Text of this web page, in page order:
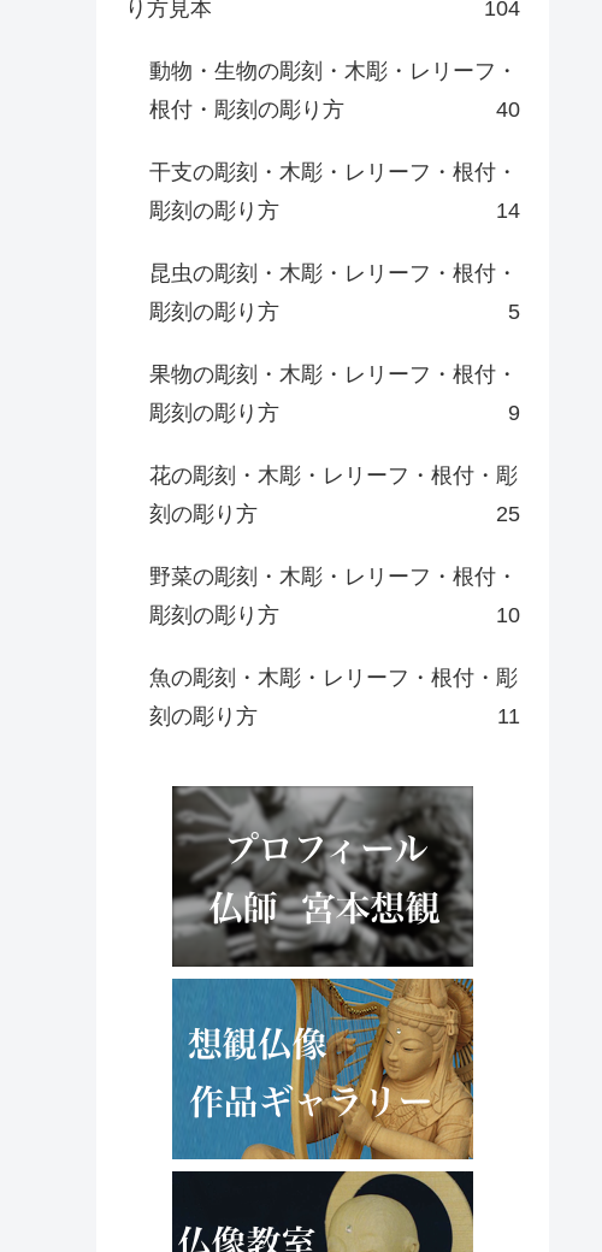
り方見本
104
動物・生物の彫刻・木彫・レリーフ・
根付・彫刻の彫り方
40
干支の彫刻・木彫・レリーフ・根付・
彫刻の彫り方
14
昆虫の彫刻・木彫・レリーフ・根付・
彫刻の彫り方
5
果物の彫刻・木彫・レリーフ・根付・
彫刻の彫り方
9
花の彫刻・木彫・レリーフ・根付・彫
刻の彫り方
25
野菜の彫刻・木彫・レリーフ・根付・
彫刻の彫り方
10
魚の彫刻・木彫・レリーフ・根付・彫
刻の彫り方
11